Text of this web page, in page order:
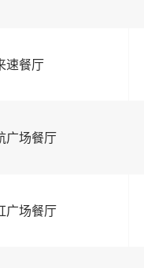
速餐厅
广场餐厅
广场餐厅